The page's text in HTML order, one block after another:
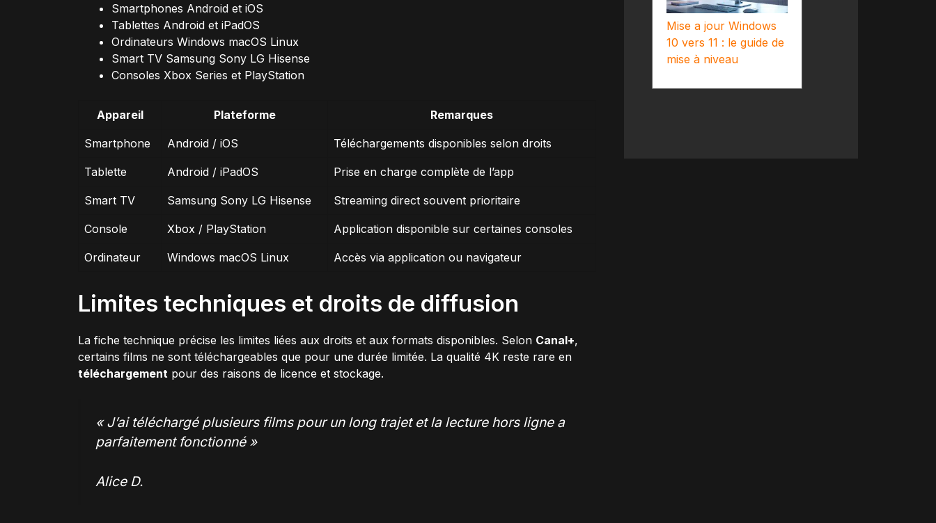
Smartphones Android et iOS
Tablettes Android et iPadOS
Ordinateurs Windows macOS Linux
Smart TV Samsung Sony LG Hisense
Consoles Xbox Series et PlayStation
Appareil Plateforme Remarques
Smartphone Android / iOS Téléchargements disponibles selon droits
Tablette Android / iPadOS Prise en charge complète de l’app
Smart TV Samsung Sony LG Hisense Streaming direct souvent prioritaire
Console Xbox / PlayStation Application disponible sur certaines consoles
Ordinateur Windows macOS Linux Accès via application ou navigateur
Limites techniques et droits de diffusion
La fiche technique précise les limites liées aux droits et aux formats disponibles. Selon Canal+,
certains films ne sont téléchargeables que pour une durée limitée. La qualité 4K reste rare en
téléchargement pour des raisons de licence et stockage.
« J’ai téléchargé plusieurs films pour un long trajet et la lecture hors ligne a
parfaitement fonctionné »
Alice D.
Mise a jour Windows
10 vers 11 : le guide de
mise à niveau